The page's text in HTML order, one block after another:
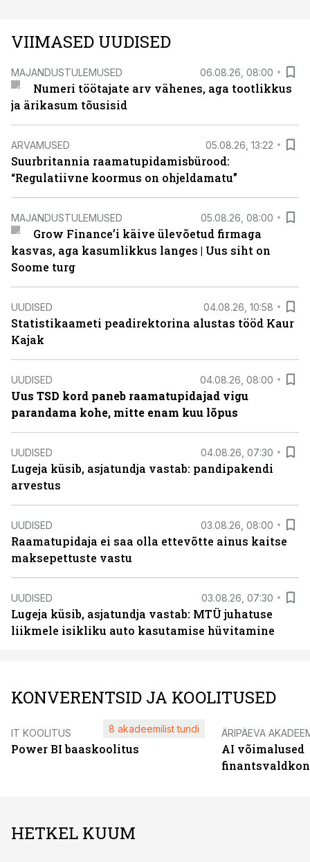
VIIMASED UUDISED
MAJANDUSTULEMUSED 06.08.26, 08:00
Numeri töötajate arv vähenes, aga tootlikkus
ja ärikasum tõusisid
ARVAMUSED 05.08.26, 13:22
Suurbritannia raamatupidamisbürood:
“Regulatiivne koormus on ohjeldamatu”
MAJANDUSTULEMUSED 05.08.26, 08:00
Grow Finance’i käive ülevõetud firmaga
kasvas, aga kasumlikkus langes | Uus siht on
Soome turg
UUDISED 04.08.26, 10:58
Statistikaameti peadirektorina alustas tööd Kaur
Kajak
UUDISED 04.08.26, 08:00
Uus TSD kord paneb raamatupidajad vigu
parandama kohe, mitte enam kuu lõpus
UUDISED 04.08.26, 07:30
Lugeja küsib, asjatundja vastab: pandipakendi
arvestus
UUDISED 03.08.26, 08:00
Raamatupidaja ei saa olla ettevõtte ainus kaitse
maksepettuste vastu
UUDISED 03.08.26, 07:30
Lugeja küsib, asjatundja vastab: MTÜ juhatuse
liikmele isikliku auto kasutamise hüvitamine
KONVERENTSID JA KOOLITUSED
IT KOOLITUS
Power BI baaskoolitus
8 akadeemilist tundi ÄRIPÄEVA
AI võimalused
HETKEL KUUM